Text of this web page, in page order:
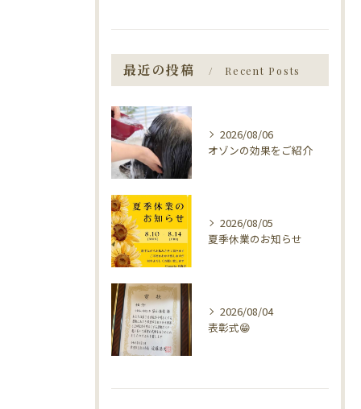
最近の投稿 Recent Posts
2026/08/06
オゾンの効果をご紹介
2026/08/05
夏季休業のお知らせ
2026/08/04
表彰式😁